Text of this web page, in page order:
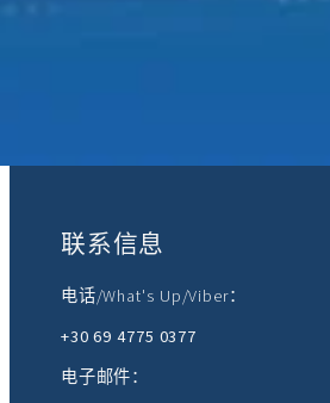
联系信息
电话/What's Up/Viber：
+30 69 4775 0377
电子邮件：